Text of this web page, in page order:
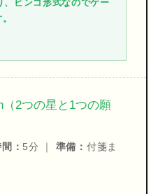
ビンゴ形式なのでゲー
2つの星と1つの願
： 5分 ｜ 準備： 付箋ま